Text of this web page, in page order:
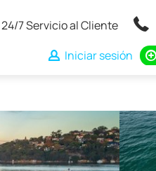
24/7 Servicio al Cliente
Iniciar sesión